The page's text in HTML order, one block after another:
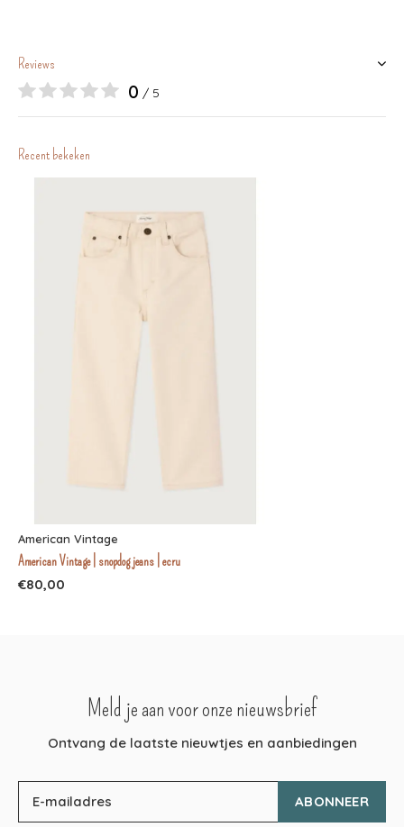
Reviews
0 / 5
Recent bekeken
American Vintage
American Vintage | snopdog jeans | ecru
€80,00
Meld je aan voor onze nieuwsbrief
Ontvang de laatste nieuwtjes en aanbiedingen
ABONNEER